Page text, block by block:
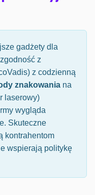
gadżety dla
z
z codzienną
znakowania na
laserowy)
wygląda
Skuteczne
kontrahentom
wspierają politykę